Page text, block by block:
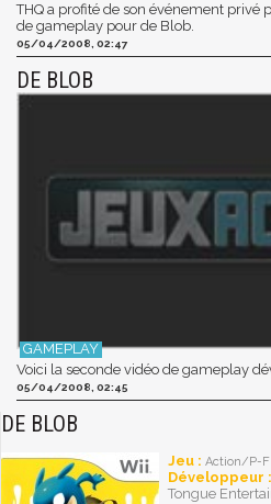
THQ a profité de son événement
de gameplay pour de Blob.
05/04/2008, 02:47
DE BLOB
Voici la seconde vidéo de gameplay
05/04/2008, 02:45
DE BLOB
Jeu : Action/P-F
Développeur :
Tongue